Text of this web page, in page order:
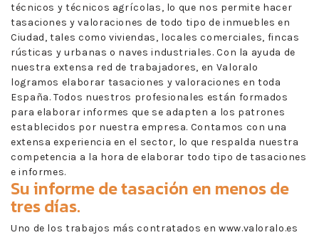
técnicos y técnicos agrícolas, lo que nos permite hacer
tasaciones y valoraciones de todo tipo de inmuebles en
Ciudad, tales como viviendas, locales comerciales, fincas
rústicas y urbanas o naves industriales. Con la ayuda de
nuestra extensa red de trabajadores, en Valoralo
logramos elaborar tasaciones y valoraciones en toda
España. Todos nuestros profesionales están formados
para elaborar informes que se adapten a los patrones
establecidos por nuestra empresa. Contamos con una
extensa experiencia en el sector, lo que respalda nuestra
competencia a la hora de elaborar todo tipo de tasaciones
e informes.
Su informe de tasación en menos de
tres días.
Uno de los trabajos más contratados en www.valoralo.es